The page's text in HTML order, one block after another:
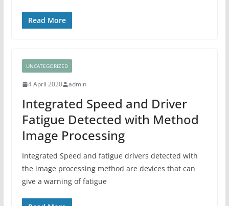
Read More
UNCATEGORIZED
4 April 2020 admin
Integrated Speed and Driver
Fatigue Detected with Method
Image Processing
Integrated Speed and fatigue drivers detected with
the image processing method are devices that can
give a warning of fatigue